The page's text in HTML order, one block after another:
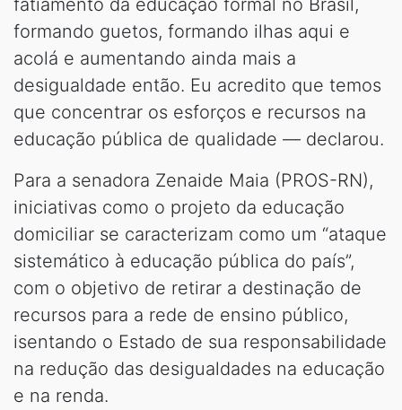
fatiamento da educação formal no Brasil,
formando guetos, formando ilhas aqui e
acolá e aumentando ainda mais a
desigualdade então. Eu acredito que temos
que concentrar os esforços e recursos na
educação pública de qualidade — declarou.
Para a senadora Zenaide Maia (PROS-RN),
iniciativas como o projeto da educação
domiciliar se caracterizam como um “ataque
sistemático à educação pública do país”,
com o objetivo de retirar a destinação de
recursos para a rede de ensino público,
isentando o Estado de sua responsabilidade
na redução das desigualdades na educação
e na renda.